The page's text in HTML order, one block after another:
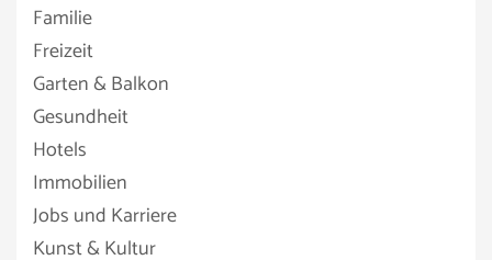
Familie
Freizeit
Garten & Balkon
Gesundheit
Hotels
Immobilien
Jobs und Karriere
Kunst & Kultur